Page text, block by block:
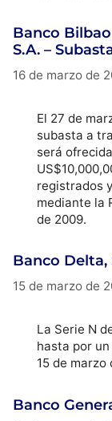
Banco
S.A. –
16 de marzo de
El 27 de
subasta a
será
registrados
mediante la
de 2009.
Banco Delta,
15 de marzo de
La Serie N
hasta por
15 de marzo
Banco